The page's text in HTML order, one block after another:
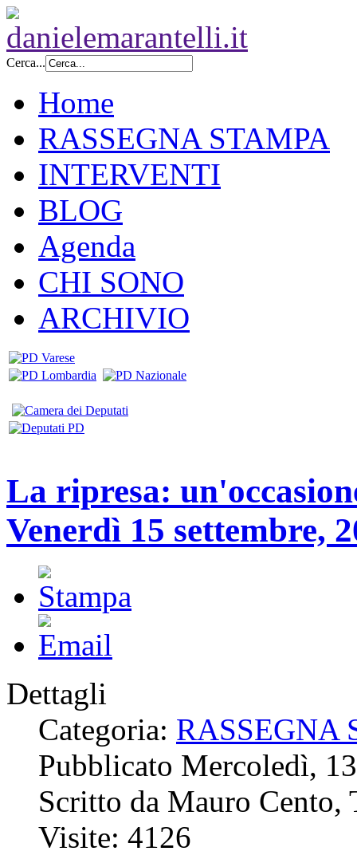
Cerca...
Home
RASSEGNA STAMPA
INTERVENTI
BLOG
Agenda
CHI SONO
ARCHIVIO
La ripresa:
Venerdì 15 settembre,
Dettagli
Categoria: RASSEGNA
Pubblicato Mercoledì,
Scritto da Mauro Cento,
Visite: 4126